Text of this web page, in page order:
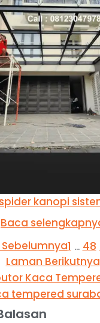
spider kanopi
Baca
1 … 48
Laman Berikutnya
Kaca
tempered